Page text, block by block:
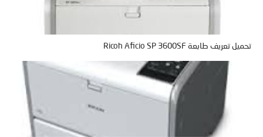
تحميل تعريف طابعة Ricoh Aficio SP 3600SF